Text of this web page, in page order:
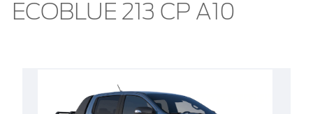
ECOBLUE 213 CP A10